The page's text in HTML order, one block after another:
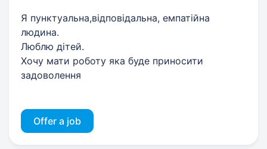
Я пунктуальна,відповідальна, емпатійна
людина.
Люблю дітей.
Хочу мати роботу яка буде приносити
задоволення
Offer a job